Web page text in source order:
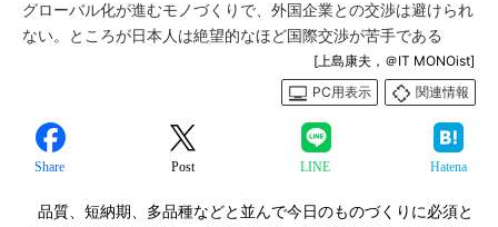
グローバル化が進むモノづくりで、外国企業との交渉は避けられ
ない。ところが日本人は絶望的なほど国際交渉が苦手である
[上島康夫，＠IT MONOist]
PC用表示
関連情報
Share Post LINE Hatena
品質、短納期、多品種などと並んで今日のものづくりに必須と